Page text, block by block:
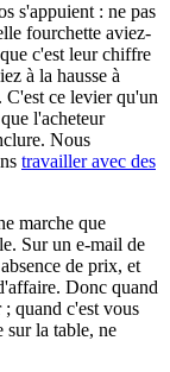
s'appuient : ne pas
fourchette aviez-
c'est leur chiffre
à la hausse à
C'est ce levier qu'un
l'acheteur
Nous
travailler avec des
marche que
Sur un e-mail de
de prix, et
Donc quand
; quand c'est vous
sur la table, ne